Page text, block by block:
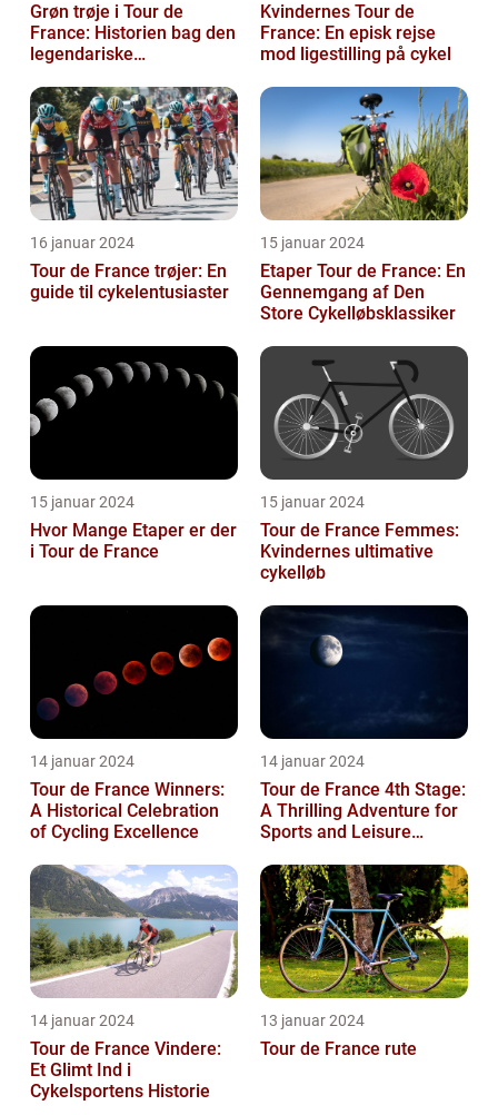
Grøn trøje i Tour de
France: Historien bag den
legendariske
Kvindernes Tour de
France: En episk rejse
mod ligestilling på cykel
16 januar 2024
Tour de France trøjer: En
guide til cykelentusiaster
15 januar 2024
Etaper Tour de France: En
Gennemgang af Den
Store Cykelløbsklassiker
15 januar 2024
Hvor Mange Etaper er der
i Tour de France
15 januar 2024
Tour de France Femmes:
Kvindernes ultimative
cykelløb
14 januar 2024
Tour de France Winners:
A Historical Celebration
of Cycling Excellence
14 januar 2024
Tour de France 4th Stage:
A Thrilling Adventure for
Sports and Leisure
14 januar 2024
Tour de France Vindere:
Et Glimt Ind i
Cykelsportens Historie
13 januar 2024
Tour de France rute